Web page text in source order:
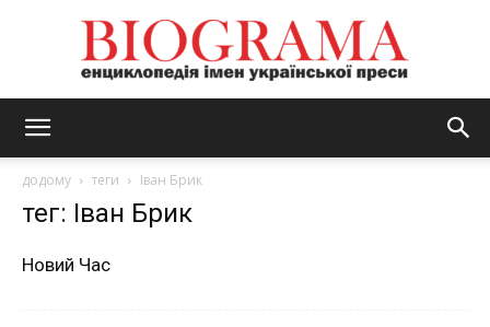
додому теги Іван Брик
тег: Іван Брик
Новий Час